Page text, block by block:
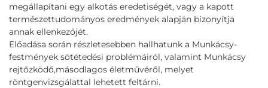
megállapítani egy alkotás eredetiségét, vagy a kapott
természettudományos eredmények alapján bizonyítja
annak ellenkezőjét.
Előadása során részletesebben hallhatunk a Munkácsy-
festmények sötétedési problémáiról, valamint Munkácsy
rejtőzködő,másodlagos életművéről, melyet
röntgenvizsgálattal lehetett feltárni.